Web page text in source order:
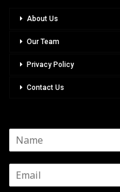
About Us
Our Team
Privacy Policy
Contact Us